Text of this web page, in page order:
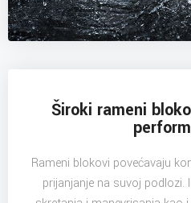
Široki rameni
Rameni blokovi povećavaju
prijanjanje na suvoj